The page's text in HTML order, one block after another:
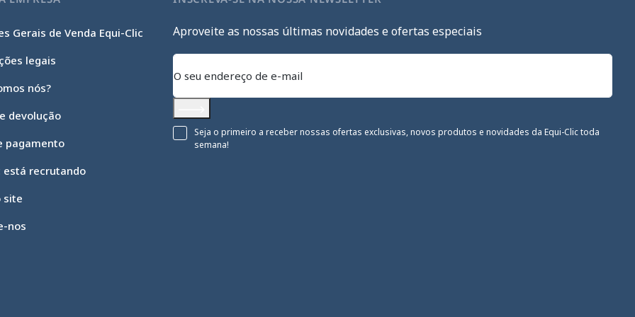
Gerais de Venda Equi-Clic
legais
nós?
devolução
pagamento
está recrutando
site
nos
Aproveite as nossas últimas novidades e ofertas especiais
Subscrever
Seja o primeiro a receber nossas ofertas exclusivas, novos produtos e novidades da Equi-Clic toda
semana!